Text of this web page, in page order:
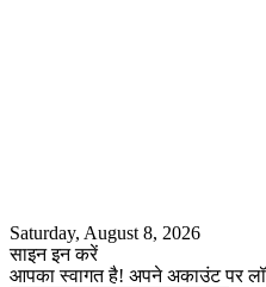
Saturday, August 8, 2026
साइन इन करें
आपका स्वागत है! अपने अकाउंट पर